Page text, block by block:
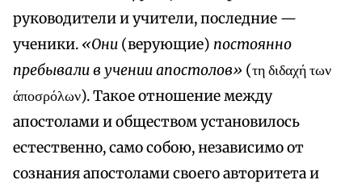
руководители и учители, последние —
ученики. «Они (верующие) постоянно
пребывали в учении апостолов» (τη διδαχή των
άποσρόλων). Такое отношение между
апостолами и обществом установилось
естественно, само собою, независимо от
сознания апостолами своего авторитета и